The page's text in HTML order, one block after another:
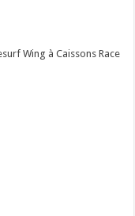
Wing à Caissons Race